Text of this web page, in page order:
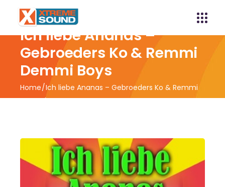
Ich liebe Ananas –
Gebroeders Ko & Remmi
Demmi Boys
Home Ich liebe Ananas – Gebroeders Ko & Remmi
Demmi Boys